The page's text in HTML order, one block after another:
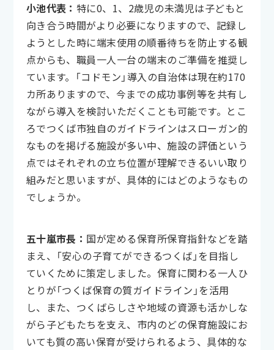
小池代表： 特に0、1、2歳児の未満児は子どもと
向き合う時間がより必要になりますので、記録し
ようとした時に端末使用の順番待ちを防止する観
点からも、職員一人一台の端末のご準備を推奨し
ています。「コドモン」導入の自治体は現在約170
カ所ありますので、今までの成功事例等を共有し
ながら導入を検討いただくことも可能です。とこ
ろでつくば市独自のガイドラインはスローガン的
なものを掲げる施設が多い中、施設の評価という
点ではそれぞれの立ち位置が理解できるいい取り
組みだと思いますが、具体的にはどのようなもの
でしょうか。
五十嵐市長： 国が定める保育所保育指針などを踏
まえ、「安心の子育てができるつくば」を目指し
ていくために策定しました。保育に関わる一人ひ
とりが「つくば保育の質ガイドライン」を活用
し、また、つくばらしさや地域の資源も活かしな
がら子どもたちを支え、市内のどの保育施設にお
いても質の高い保育が受けられるよう、具体的な